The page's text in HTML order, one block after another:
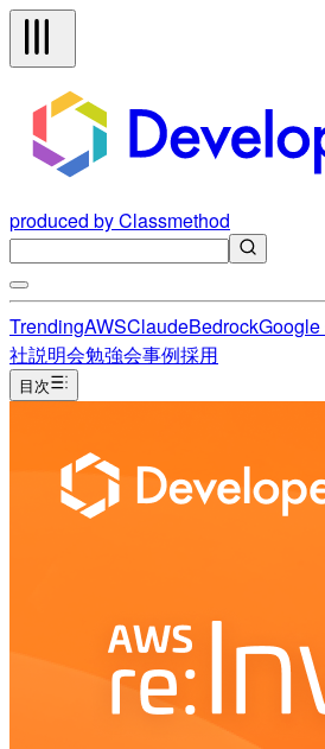
produced by Classmethod
TrendingAWSClaudeBedrock
社説明会勉強会事例採用
目次